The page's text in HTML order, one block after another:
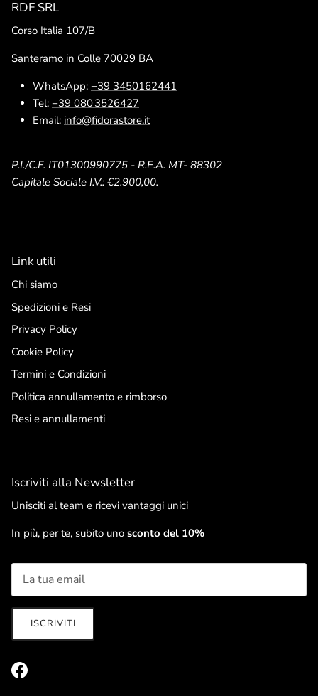
RDF SRL
Corso Italia 107/B
Santeramo in Colle 70029 BA
WhatsApp: +39 3450162441
Tel: +39 080 3526427
Email: info@fidorastore.it
P.I./C.F. IT01300990775 - R.E.A. MT- 88302
Capitale Sociale I.V.: €2.900,00.
Link utili
Chi siamo
Spedizioni e Resi
Privacy Policy
Cookie Policy
Termini e Condizioni
Politica annullamento e rimborso
Resi e annullamenti
Iscriviti alla Newsletter
Unisciti al team e ricevi vantaggi unici
In più, per te, subito uno sconto del 10%
ISCRIVITI
Facebook